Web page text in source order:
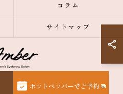
ホットペッパーでご予約
コラム
サイトマップ
ら【メンズ眉毛サロン】Amber表参道 ALL
RESERVED.